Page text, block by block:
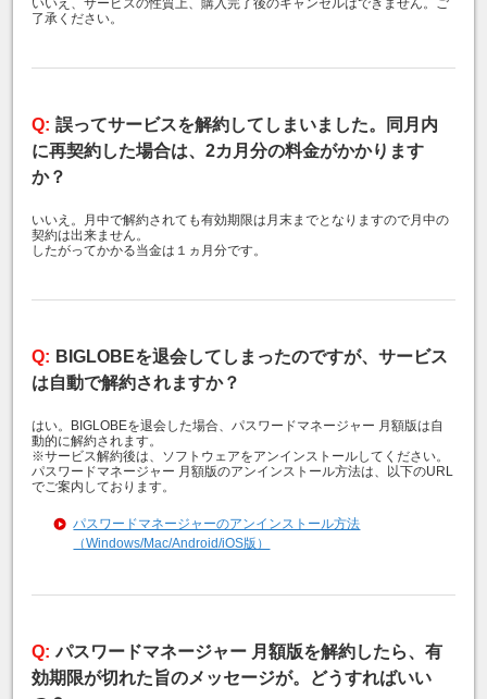
いいえ、サービスの性質上、購入完了後のキャンセルはできません。ご
了承ください。
誤ってサービスを解約してしまいました。同月内
に再契約した場合は、2カ月分の料金がかかります
か？
いいえ。月中で解約されても有効期限は月末までとなりますので月中の
契約は出来ません。
したがってかかる当金は１ヵ月分です。
BIGLOBEを退会してしまったのですが、サービス
は自動で解約されますか？
はい。BIGLOBEを退会した場合、パスワードマネージャー 月額版は自
動的に解約されます。
※サービス解約後は、ソフトウェアをアンインストールしてください。
パスワードマネージャー 月額版のアンインストール方法は、以下のURL
でご案内しております。
パスワードマネージャーのアンインストール方法
（Windows/Mac/Android/iOS版）
パスワードマネージャー 月額版を解約したら、有
効期限が切れた旨のメッセージが。どうすればいい